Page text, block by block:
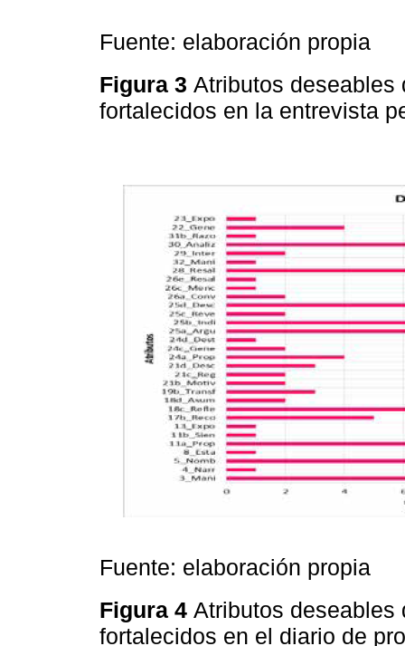
Fuente: elaboración propia
Figura 3 Atributos deseables
fortalecidos en la entrevista
Fuente: elaboración propia
Figura 4 Atributos deseables
fortalecidos en el diario de